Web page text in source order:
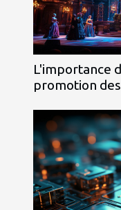
L'importance
promotion